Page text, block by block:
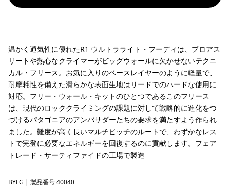
温かく通気性に優れたR1 ウルトラライト・フーディは、プロアス
リートや熱心なクライマーがビッグウォールに欠かせないテクニ
カル・フリース。お気に入りのベースレイヤーのように軽量で、
耐摩耗性を備えた滑らかな表面生地はリードでのハードな使用に
対応。フリー・ウォール・キットのひとつであるこのフリース
は、現代のロッククライミングの課題に対して戦略的に進化をつ
づけるパタゴニアのアンバサダーたちの要求を満たすよう作られ
ました。難度が高く長いマルチピッチのルートで、わずかなレス
トで完登に必要なエネルギーを回復するのに貢献します。フェア
トレード・サーティファイドの工場で製造
Berry Fig
BYFG | 製品番号 40040